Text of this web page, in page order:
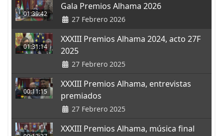
01:39:42
Gala Premios Alhama 2026
27 Febrero 2026
01:31:14
XXXIII Premios Alhama 2024, acto 27F
2025
27 Febrero 2025
00:11:15
XXXIII Premios Alhama, entrevistas
premiados
27 Febrero 2025
XXXIII Premios Alhama, música final